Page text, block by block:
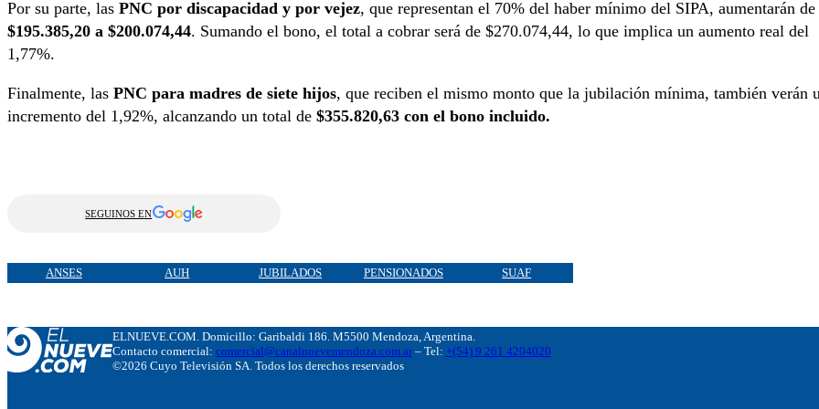
Por su parte, las PNC por discapacidad y por vejez, que representan el 70% del haber mínimo del SIPA, aumentarán de
$195.385,20 a $200.074,44. Sumando el bono, el total a cobrar será de $270.074,44, lo que implica un aumento real del
1,77%.
Finalmente, las PNC para madres de siete hijos, que reciben el mismo monto que la jubilación mínima, también verán
incremento del 1,92%, alcanzando un total de $355.820,63 con el bono incluido.
SEGUINOS EN
ANSES AUH JUBILADOS PENSIONADOS SUAF
ELNUEVE.COM. Domicillo: Garibaldi 186. M5500 Mendoza, Argentina.
Contacto comercial: comercial@canalnuevemendoza.com.ar– Tel: +(54) 9 261 4204020
©2026 Cuyo Televisión SA. Todos los derechos reservados